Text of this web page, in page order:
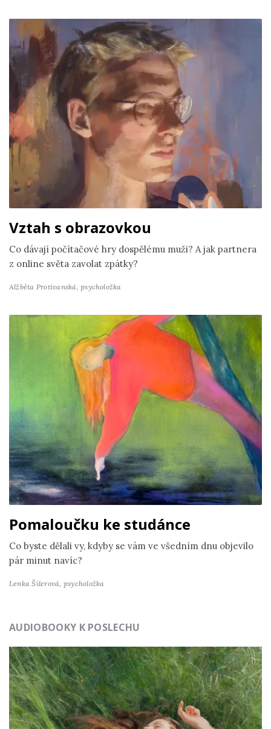
Vztah s obrazovkou
Co dávají počítačové hry dospělému muži? A jak partnera
z online světa zavolat zpátky?
Alžběta Protivanská,psycholožka
Pomaloučku ke studánce
Co byste dělali vy, kdyby se vám ve všedním dnu objevilo
pár minut navíc?
Lenka Šilerová, psycholožka
AUDIOBOOKY K POSLECHU